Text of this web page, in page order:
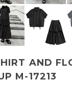
AND
M-17213